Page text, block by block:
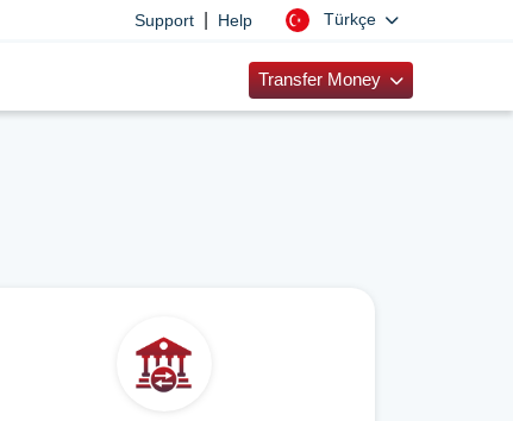
Support Help Türkçe
Transfer Money